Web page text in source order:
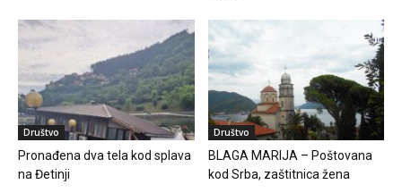
Društvo
Pronađena dva tela kod splava
na Đetinji
Društvo
BLAGA MARIJA – Poštovana
kod Srba, zaštitnica žena